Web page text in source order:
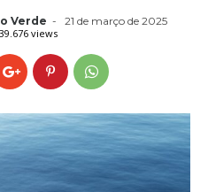
Verde -
21 de março de 2025
39.676 views